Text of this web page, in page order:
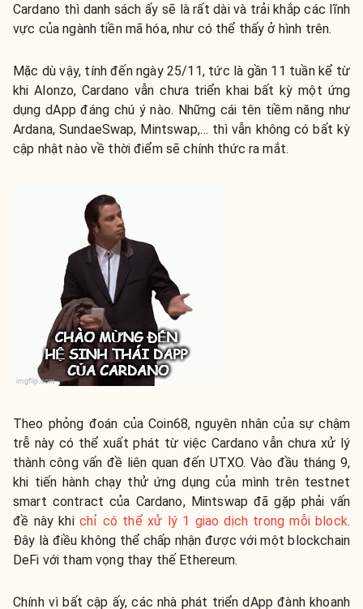
Cardano thì danh sách ấy sẽ là rất dài và trải khắp các lĩnh
vực của ngành tiền mã hóa, như có thể thấy ở hình trên.
Mặc dù vậy, tính đến ngày 25/11, tức là gần 11 tuần kể từ
khi Alonzo, Cardano vẫn chưa triển khai bất kỳ một ứng
dụng dApp đáng chú ý nào. Những cái tên tiềm năng như
Ardana, SundaeSwap, Mintswap,… thì vẫn không có bất kỳ
cập nhật nào về thời điểm sẽ chính thức ra mắt.
Theo phỏng đoán của Coin68, nguyên nhân của sự chậm
trễ này có thể xuất phát từ việc Cardano vẫn chưa xử lý
thành công vấn đề liên quan đến UTXO. Vào đầu tháng 9,
khi tiến hành chạy thử ứng dụng của mình trên testnet
smart contract của Cardano, Mintswap đã gặp phải vấn
đề này khichỉ có thể xử lý 1 giao dịch trong mỗi block.
Đây là điều không thể chấp nhận được với một blockchain
DeFi với tham vọng thay thế Ethereum.
Chính vì bất cập ấy, các nhà phát triển dApp đành khoanh